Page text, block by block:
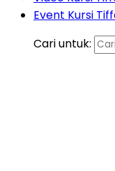
Event Kursi
Cari untuk: